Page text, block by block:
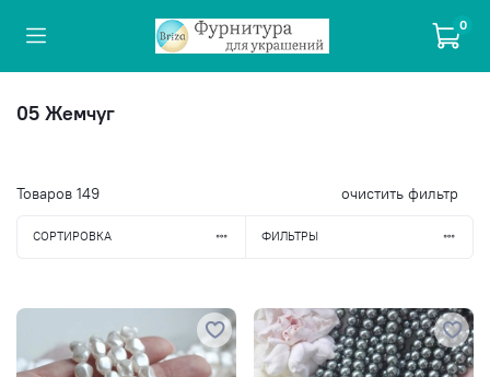
0
05 Жемчуг
Товаров 149 очистить фильтр
СОРТИРОВКА ФИЛЬТРЫ